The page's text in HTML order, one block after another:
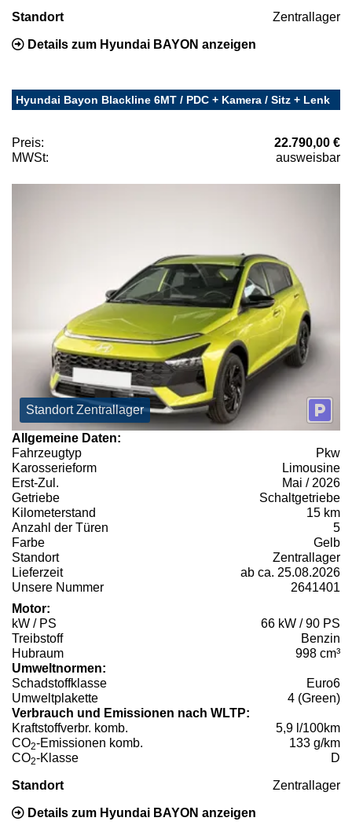
Standort Zentrallager
Details zum Hyundai BAYON anzeigen
Hyundai Bayon Blackline 6MT / PDC + Kamera / Sitz + Lenk
Preis:
22.790,00 €
MWSt:
ausweisbar
Standort Zentrallager
Allgemeine Daten:
Fahrzeugtyp
Pkw
Karosserieform
Limousine
Erst-Zul.
Mai / 2026
Getriebe
Schaltgetriebe
Kilometerstand
15 km
Anzahl der Türen
5
Farbe
Gelb
Standort
Zentrallager
Lieferzeit
ab ca. 25.08.2026
Unsere Nummer
2641401
Motor:
kW / PS
66 kW / 90 PS
Treibstoff
Benzin
Hubraum
998 cm³
Umweltnormen:
Schadstoffklasse
Euro6
Umweltplakette
4 (Green)
Verbrauch und Emissionen nach WLTP:
Kraftstoffverbr. komb.
5,9 l/100km
CO2-Emissionen komb.
133 g/km
CO2-Klasse D
Standort Zentrallager
Details zum Hyundai BAYON anzeigen